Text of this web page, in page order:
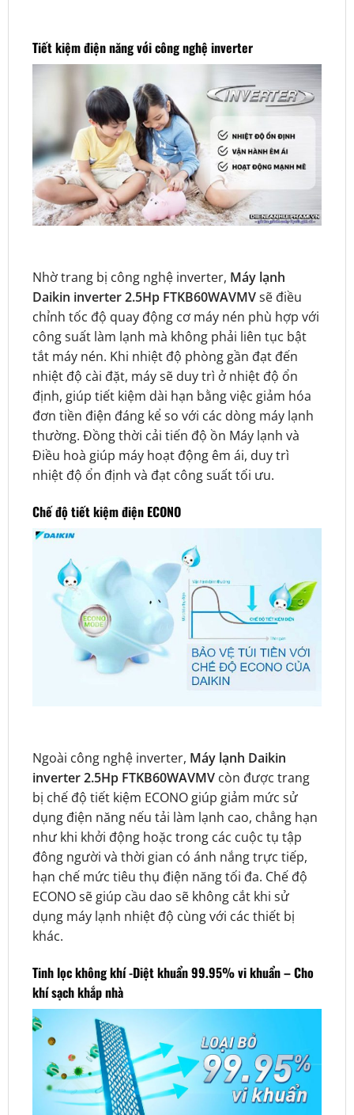
Tiết kiệm điện năng với công nghệ inverter
Nhờ trang bị công nghệ inverter, Máy lạnh
Daikin inverter 2.5Hp FTKB60WAVMVsẽ điều
chỉnh tốc độ quay động cơ máy nén phù hợp với
công suất làm lạnh mà không phải liên tục bật
tắt máy nén. Khi nhiệt độ phòng gần đạt đến
nhiệt độ cài đặt, máy sẽ duy trì ở nhiệt độ ổn
định, giúp tiết kiệm dài hạn bằng việc giảm hóa
đơn tiền điện đáng kể so với các dòng máy lạnh
thường. Đồng thời cải tiến độ ồn Máy lạnh và
Điều hoà giúp máy hoạt động êm ái, duy trì
nhiệt độ ổn định và đạt công suất tối ưu.
Chế độ tiết kiệm điện ECONO
Ngoài công nghệ inverter, Máy lạnh Daikin
inverter 2.5Hp FTKB60WAVMVcòn được trang
bị chế độ tiết kiệm ECONO giúp giảm mức sử
dụng điện năng nếu tải làm lạnh cao, chẳng hạn
như khi khởi động hoặc trong các cuộc tụ tập
đông người và thời gian có ánh nắng trực tiếp,
hạn chế mức tiêu thụ điện năng tối đa. Chế độ
ECONO sẽ giúp cầu dao sẽ không cắt khi sử
dụng máy lạnh nhiệt độ cùng với các thiết bị
khác.
Tinh lọc không khí -Diệt khuẩn 99.95% vi khuẩn – Cho
khí sạch khắp nhà